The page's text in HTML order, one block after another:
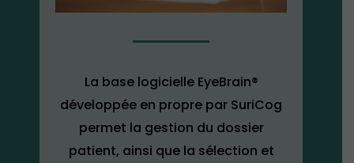
La base logicielle EyeBrain®
développée en propre par SuriCog
permet la gestion du dossier
patient, ainsi que la sélection et